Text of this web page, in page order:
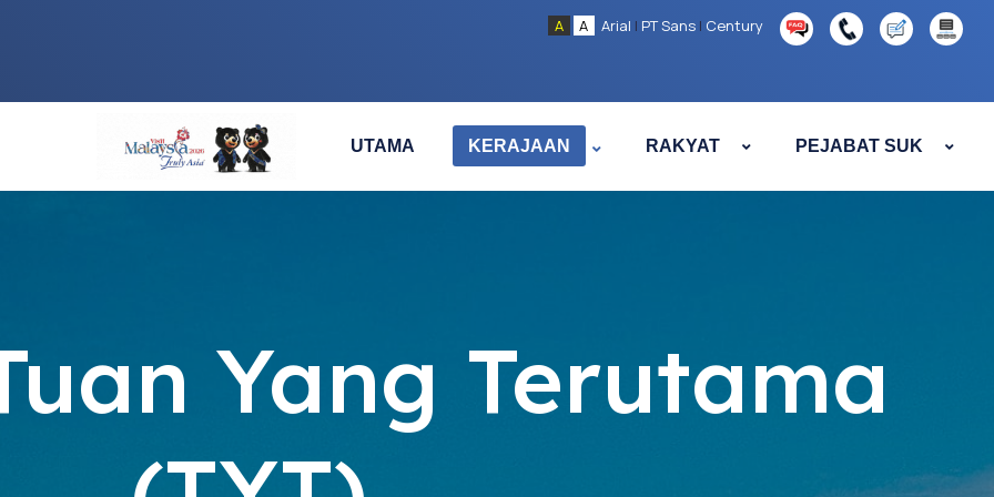
A A Arial | PT Sans | Century
UTAMA KERAJAAN RAKYAT PEJABAT SUK
Yang Terutama